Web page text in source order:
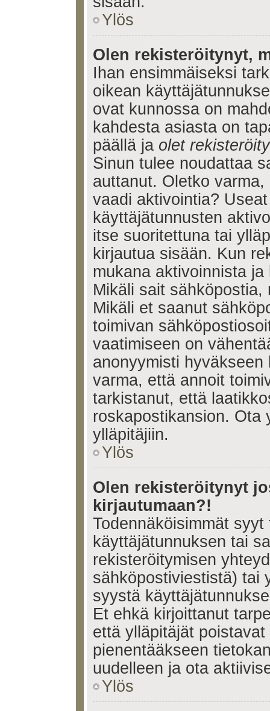
Ylös
Olen rekisteröitynyt,
Ihan ensimmäiseksi
oikean
ovat kunnossa on
kahdesta asiasta on
päällä ja olet
Sinun tulee noudattaa
auttanut. Oletko
vaadi aktivointia?
käyttäjätunnusten
itse suoritettuna tai
kirjautua sisään. Kun
mukana aktivoinnista
Mikäli sait
Mikäli et saanut
toimivan
vaatimiseen on
anonyymisti
varma, että annoit
tarkistanut, että
roskapostikansion. Ota
ylläpitäjiin.
Ylös
Olen rekisteröitynyt
kirjautumaan?!
Todennäköisimmät
käyttäjätunnuksen tai
rekisteröitymisen
sähköpostiviestistä) tai
syystä
Et ehkä kirjoittanut
että ylläpitäjät
pienentääkseen
uudelleen ja ota
Ylös